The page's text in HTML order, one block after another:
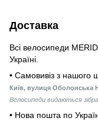
Доставка
Всі велосипеди
Україні.
• Самовивіз з нашого
Київ, вулиця Оболонська
Велосипеди видаються
• Нова пошта по